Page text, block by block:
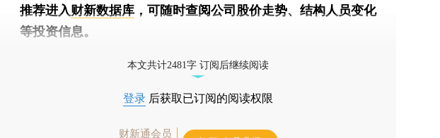
推荐进入财新数据库 ，可随时查阅公司股价走势、结构人员变化
等投资信息。
本文共计2481字 订阅后继续阅读
登录 后获取已订阅的阅读权限
财新通会员